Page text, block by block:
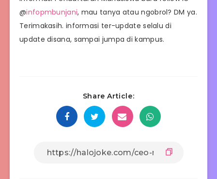
@infopmbunjani, mau tanya atau ngobrol? DM ya.
Terimakasih. informasi ter-update selalu di
update disana, sampai jumpa di kampus.
Share Article: